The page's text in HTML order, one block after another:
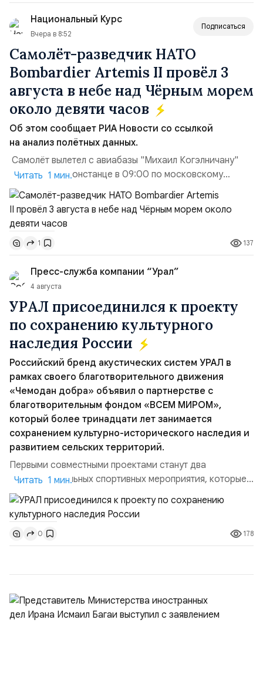
договора, предоставлении государственных и
муниципальных услуг онл...
Национальный Курс
Вчера в 8:52
Подписаться
Самолёт-разведчик НАТО
Bombardier Artemis II провёл 3
августа в небе над Чёрным морем
около девяти часов
Об этом сообщает РИА Новости со ссылкой
на анализ полётных данных.
Самолёт вылетел с авиабазы "Михаил Когэлничану"
в румынской Констанце в 09:00 по московскому
времени и направился по прямой к турецко-грузинской
границе. На базу самолёт вернулся после 18 часов,
совершив три облёта примерно по одной
траектории.Не исключено, что Artemis II участвовал в
наведени...
Читать 1 мин.
1 137
Пресс-служба компании “Урал”
4 августа
УРАЛ присоединился к проекту
по сохранению культурного
наследия России
Российский бренд акустических систем УРАЛ в
рамках своего благотворительного движения
«Чемодан добра» объявил о партнерстве с
благотворительным фондом «ВСЕМ МИРОМ»,
который более тринадцати лет занимается
сохранением культурно-исторического наследия и
развитием сельских территорий.
Первыми совместными проектами станут два
благотворительных спортивных мероприятия, которые
пройдут в августе в Ивановской области и объединят
жителей региона, волонтеров и участников со всей
страны. Для УРАЛ это продолжение философии
бренда, основанной на развитии российского
производства и продвижении русского звука.
Читать 1 мин.
0 178